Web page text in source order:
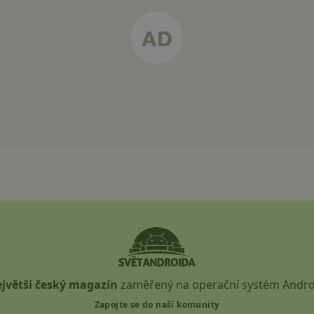
český magazín zaměřený na operační systém
Zapojte se do naší komunity